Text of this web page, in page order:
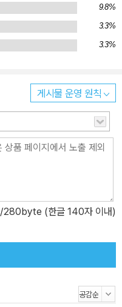
9.8%
3.3%
3.3%
게시물 운영 원칙
/280byte (한글 140자 이내)